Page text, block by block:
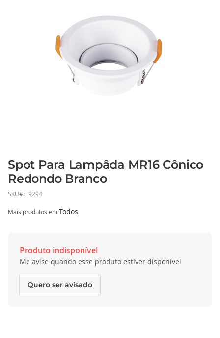
Saltar
para
o
início
Galeria
Spot Para Lampâda MR16 Cônico
Redondo Branco
SKU 9294
Mais produtos emTodos
Produto indisponível
Me avise quando esse produto estiver disponível
Quero ser avisado